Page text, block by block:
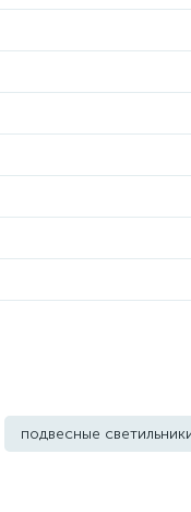
подвесные